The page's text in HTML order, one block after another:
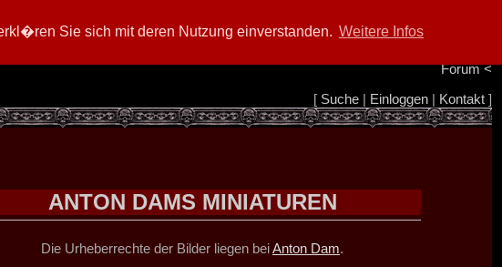
Sie sich mit deren Nutzung einverstanden. Weitere InfosInfo/Impressum
Forum<
[ Suche| Einloggen| Kontakt]
ANTON DAMS MINIATUREN
Die Urheberrechte der Bilder liegen beiAnton Dam.